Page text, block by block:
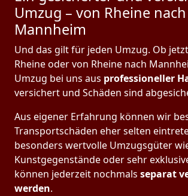
Umzug – von Rheine nach
Mannheim
Und das gilt für jeden Umzug. Ob
Rheine oder von Rheine nach
Umzug bei uns aus professioneller
versichert und Schäden sind
Aus eigener Erfahrung können wir
Transportschäden eher selten
besonders wertvolle Umzugsgüter
Kunstgegenstände oder sehr
können jederzeit nochmals separat
werden.